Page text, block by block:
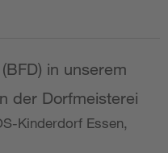
in unserem
der Dorfmeisterei
Kinderdorf Essen,